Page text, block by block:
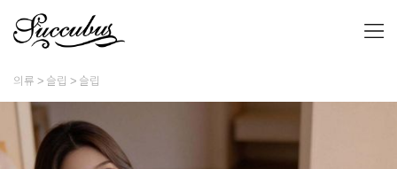
의류 슬립 슬립